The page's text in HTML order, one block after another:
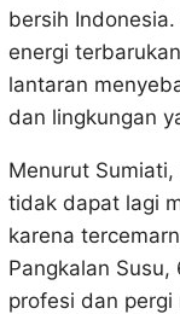
bersih
energi
lantaran
dan lingkungan
Menurut
tidak dapat lagi
karena
Pangkalan
profesi dan